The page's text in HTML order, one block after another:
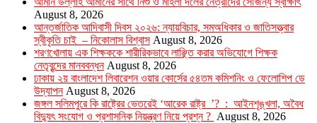
August 8, 2026
আন্তর্জাতিক আদিবাসী দিবস ২০২৬: ন্যায়বিচার, সমঅধিকার ও জাতিসত্ত্বার
স্বীকৃতি চাই – নিকোলাস বিশ্বাস August 8, 2026
শরণখোলায় এক শিক্ষককে শারীরিকভাবে লাঞ্ছিত করার অভিযোগে শিক্ষক
নেতৃবৃন্দের মানববন্ধন August 8, 2026
ঢাকায় ২য় বাংলাদেশ লিবারেশন ওয়ার কোর্সের ৫৪তম কমিশনিং ও ফেলোশিপ ডে
উদ্‌যাপন August 8, 2026
জঙ্গল সলিমপুরে কি রাষ্ট্রের ভেতরেই ‘আরেক রাষ্ট্র ’? : আইনশৃঙ্খলা, অবৈধ
বিদ্যুৎ সংযোগ ও প্রশাসনিক নিয়ন্ত্রণ নিয়ে প্রশ্ন ? August 8, 2026